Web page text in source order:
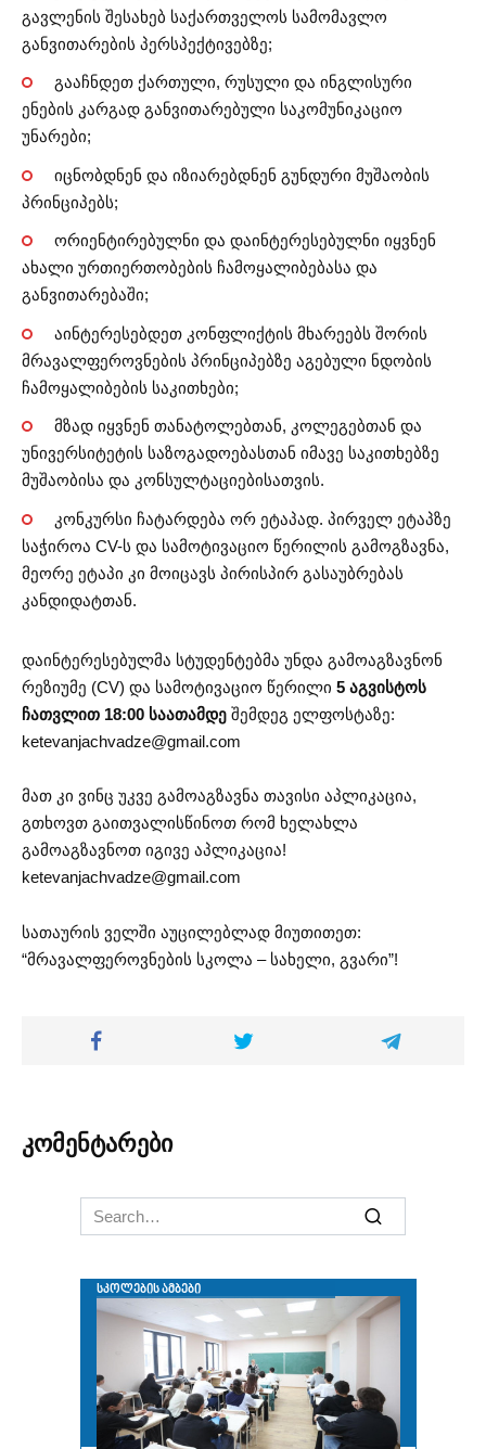
გავლენის შესახებ საქართველოს სამომავლო
განვითარების პერსპექტივებზე;
გააჩნდეთ ქართული, რუსული და ინგლისური
ენების კარგად განვითარებული საკომუნიკაციო
უნარები;
იცნობდნენ და იზიარებდნენ გუნდური მუშაობის
პრინციპებს;
ორიენტირებულნი და დაინტერესებულნი იყვნენ
ახალი ურთიერთობების ჩამოყალიბებასა და
განვითარებაში;
აინტერესებდეთ კონფლიქტის მხარეებს შორის
მრავალფეროვნების პრინციპებზე აგებული ნდობის
ჩამოყალიბების საკითხები;
მზად იყვნენ თანატოლებთან, კოლეგებთან და
უნივერსიტეტის საზოგადოებასთან იმავე საკითხებზე
მუშაობისა და კონსულტაციებისათვის.
კონკურსი ჩატარდება ორ ეტაპად. პირველ ეტაპზე
საჭიროა CV-ს და სამოტივაციო წერილის გამოგზავნა,
მეორე ეტაპი კი მოიცავს პირისპირ გასაუბრებას
კანდიდატთან.
დაინტერესებულმა სტუდენტებმა უნდა გამოაგზავნონ
რეზიუმე (CV) და სამოტივაციო წერილი 5 აგვისტოს
ჩათვლით 18:00 საათამდე შემდეგ ელფოსტაზე:
ketevanjachvadze@gmail.com
მათ კი ვინც უკვე გამოაგზავნა თავისი აპლიკაცია,
გთხოვთ გაითვალისწინოთ რომ ხელახლა
გამოაგზავნოთ იგივე აპლიკაცია!
ketevanjachvadze@gmail.com
სათაურის ველში აუცილებლად მიუთითეთ:
“მრავალფეროვნების სკოლა – სახელი, გვარი”!
კომენტარები
Search
for: